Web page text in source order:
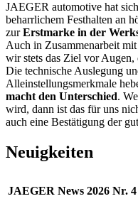
JAEGER automotive hat
beharrlichem Festhalten an
zurErstmarke in der
Auch in Zusammenarbeit
wir stets das Ziel vor
Die technische Auslegung
Alleinstellungsmerkmale
macht den Unterschied.
wird, dann ist das für uns
auch eine Bestätigung der
Neuigkeiten
JAEGER News 2026 Nr. 4